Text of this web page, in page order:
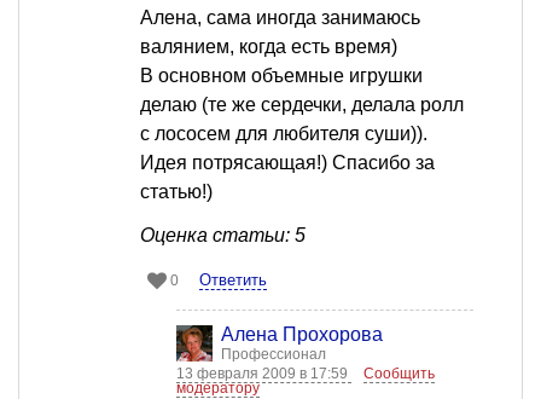
Алена, сама иногда занимаюсь
валянием, когда есть время)
В основном объемные игрушки
делаю (те же сердечки, делала ролл
с лососем для любителя суши)).
Идея потрясающая!) Спасибо за
статью!)
Оценка статьи: 5
0 Ответить
Алена Прохорова
Профессионал
13 февраля 2009 в 17:59
Сообщить
модератору